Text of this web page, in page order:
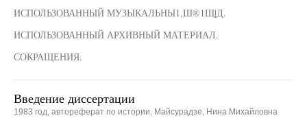
ИСПОЛЬЗОВАННЫЙ МУЗЫКАЛЬНЫ1,Ш®1Щ|Д.
ИСПОЛЬЗОВАННЫЙ АРХИВНЫЙ МАТЕРИАЛ.
СОКРАЩЕНИЯ.
Введение диссертации
1983 год, автореферат по истории, Майсурадзе, Нина Михайловна